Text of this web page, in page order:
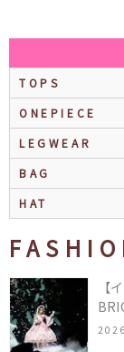
TOPS
ONEPIECE
LEGWEAR
BAG
HAT
【